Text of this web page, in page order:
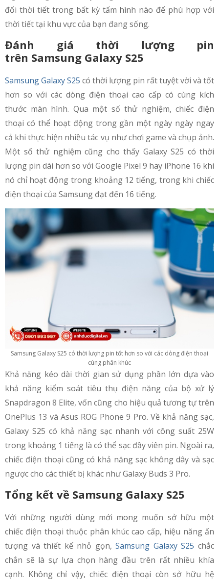
đổi thời tiết trong bất kỳ tấm hình nào để phù hợp với
thời tiết tại khu vực của bạn đang sống.
Đánh giá thời lượng pin
trên Samsung Galaxy S25
Samsung Galaxy S25 có thời lượng pin rất tuyệt vời và tốt
hơn so với các dòng điện thoại cao cấp có cùng kích
thước màn hình. Qua một số thử nghiệm, chiếc điện
thoại có thể hoạt động trong gần một ngày ngày ngay
cả khi thực hiện nhiều tác vụ như chơi game và chụp ảnh.
Một số thử nghiệm cũng cho thấy Galaxy S25 có thời
lượng pin dài hơn so với Google Pixel 9 hay iPhone 16 khi
nó chỉ hoạt động trong khoảng 12 tiếng, trong khi chiếc
điện thoại của Samsung đạt đến 16 tiếng.
Samsung Galaxy S25 có thời lượng pin tốt hơn so với các dòng điện thoại
cùng phân khúc
Khả năng kéo dài thời gian sử dụng phần lớn dựa vào
khả năng kiểm soát tiêu thụ điện năng của bộ xử lý
Snapdragon 8 Elite, vốn cũng cho hiệu quả tương tự trên
OnePlus 13 và Asus ROG Phone 9 Pro. Về khả năng sạc,
Galaxy S25 có khả năng sạc nhanh với công suất 25W
trong khoảng 1 tiếng là có thể sạc đầy viên pin. Ngoài ra,
chiếc điện thoại cũng có khả năng sạc không dây và sạc
ngược cho các thiết bị khác như Galaxy Buds 3 Pro.
Tổng kết về Samsung Galaxy S25
Với những người dùng mới mong muốn sở hữu một
chiếc điện thoại thuộc phân khúc cao cấp, hiệu năng ấn
tượng và thiết kế nhỏ gọn,Samsung Galaxy S25 chắc
chắn sẽ là sự lựa chọn hàng đầu trên rất nhiều khía
cạnh. Không chỉ vậy, chiếc điện thoại còn sở hữu hệ